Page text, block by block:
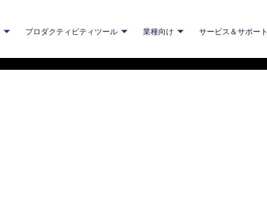
プロダクティビティツール 業種向け サービス＆サポート